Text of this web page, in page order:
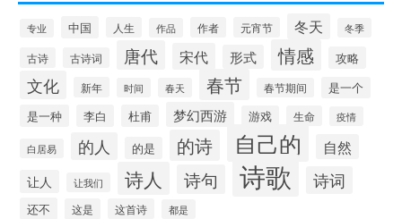
专业 中国 人生 作品 作者 元宵节 冬天 冬季
古诗 古诗词 唐代 宋代 形式 情感 攻略
文化 新年 时间 春天 春节 春节期间 是一个
是一种 李白 杜甫 梦幻西游 游戏 生命 疫情
白居易 的人 的是 的诗 自己的 自然
让人 让我们 诗人 诗句 诗歌 诗词
还不 这是 这首诗 都是